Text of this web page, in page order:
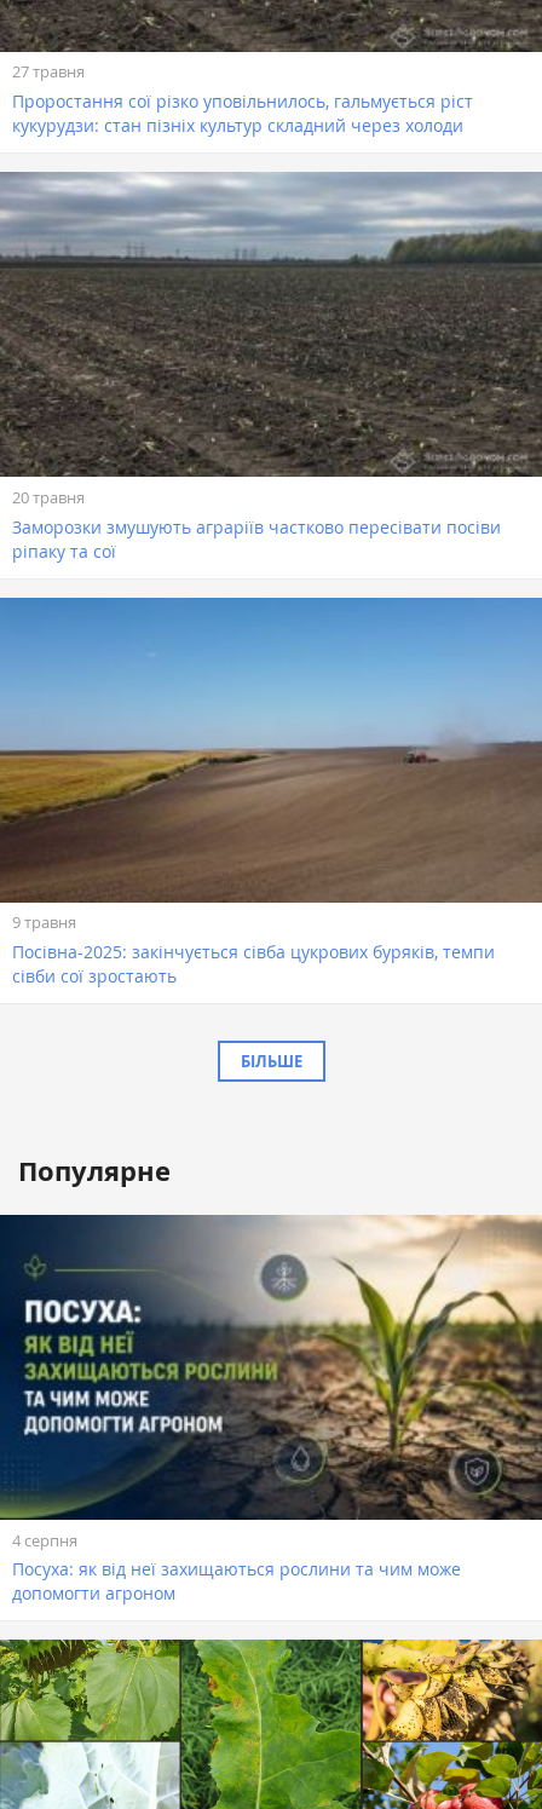
27 травня
Проростання сої різко уповільнилось, гальмується ріст
кукурудзи: стан пізніх культур складний через холоди
20 травня
Заморозки змушують аграріїв частково пересівати посіви
ріпаку та сої
9 травня
Посівна-2025: закінчується сівба цукрових буряків, темпи
сівби сої зростають
БІЛЬШЕ
Популярне
4 серпня
Посуха: як від неї захищаються рослини та чим може
допомогти агроном